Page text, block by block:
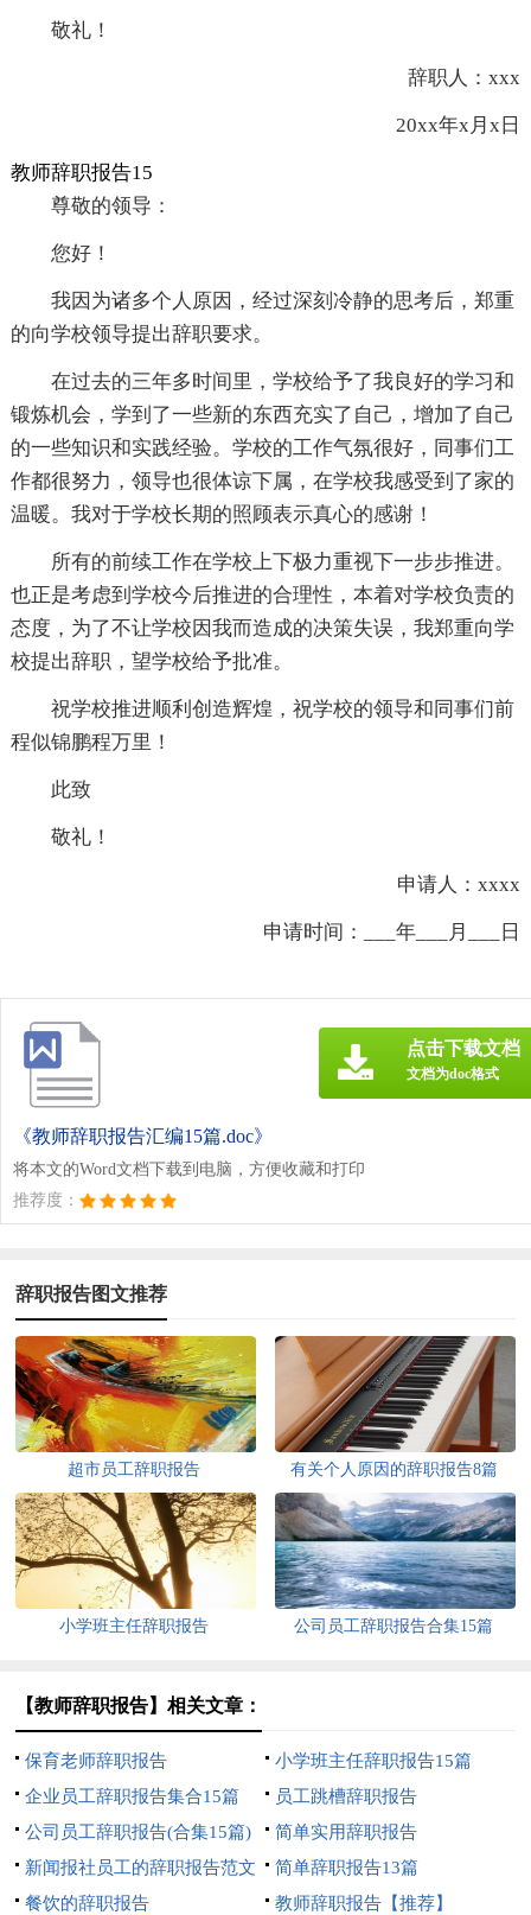
敬礼！
辞职人：xxx
20xx年x月x日
教师辞职报告15
尊敬的领导：
您好！
我因为诸多个人原因，经过深刻冷静的思考后，郑重
的向学校领导提出辞职要求。
在过去的三年多时间里，学校给予了我良好的学习和
锻炼机会，学到了一些新的东西充实了自己，增加了自己
的一些知识和实践经验。学校的工作气氛很好，同事们工
作都很努力，领导也很体谅下属，在学校我感受到了家的
温暖。我对于学校长期的照顾表示真心的感谢！
所有的前续工作在学校上下极力重视下一步步推进。
也正是考虑到学校今后推进的合理性，本着对学校负责的
态度，为了不让学校因我而造成的决策失误，我郑重向学
校提出辞职，望学校给予批准。
祝学校推进顺利创造辉煌，祝学校的领导和同事们前
程似锦鹏程万里！
此致
敬礼！
申请人：xxxx
申请时间：___年___月___日
《教师辞职报告汇编15篇.doc》
将本文的Word文档下载到电脑，方便收藏和打印
推荐度：
点击下载文档
文档为doc格式
辞职报告图文推荐
超市员工辞职报告 有关个人原因的辞职报告8篇
小学班主任辞职报告 公司员工辞职报告合集15篇
【教师辞职报告】相关文章：
保育老师辞职报告
小学班主任辞职报告15篇
企业员工辞职报告集合15篇
员工跳槽辞职报告
公司员工辞职报告(合集15篇)
简单实用辞职报告
新闻报社员工的辞职报告范文
简单辞职报告13篇
餐饮的辞职报告
教师辞职报告【推荐】